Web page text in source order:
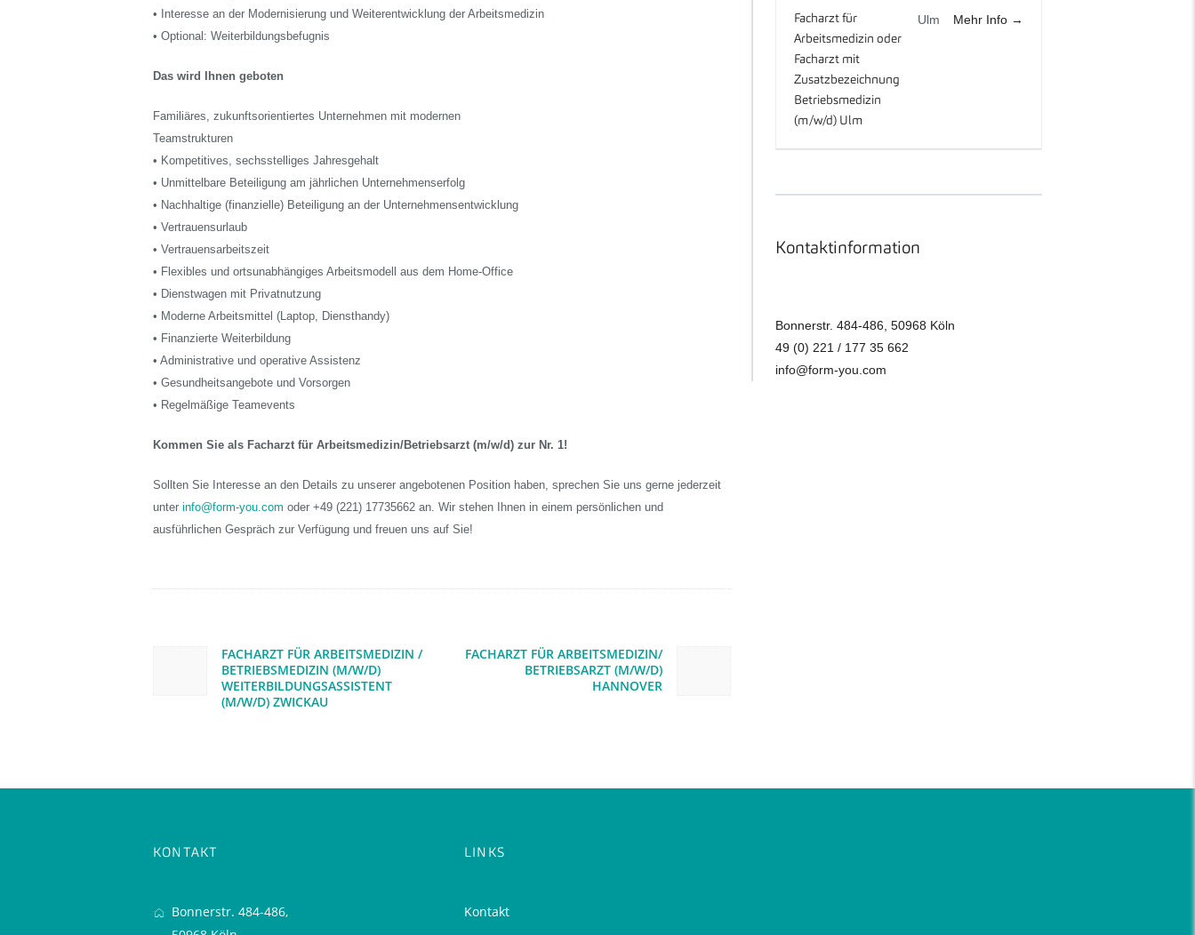
• Interesse an der Modernisierung und Weiterentwicklung der Arbeitsmedizin
• Optional: Weiterbildungsbefugnis
Das wird Ihnen geboten
Familiäres, zukunftsorientiertes Unternehmen mit modernen
Teamstrukturen
• Kompetitives, sechsstelliges Jahresgehalt
• Unmittelbare Beteiligung am jährlichen Unternehmenserfolg
• Nachhaltige (finanzielle) Beteiligung an der Unternehmensentwicklung
• Vertrauensurlaub
• Vertrauensarbeitszeit
• Flexibles und ortsunabhängiges Arbeitsmodell aus dem Home-Office
• Dienstwagen mit Privatnutzung
• Moderne Arbeitsmittel (Laptop, Diensthandy)
• Finanzierte Weiterbildung
• Administrative und operative Assistenz
• Gesundheitsangebote und Vorsorgen
• Regelmäßige Teamevents
Kommen Sie als Facharzt für Arbeitsmedizin/Betriebsarzt (m/w/d) zur Nr. 1!
Sollten Sie Interesse an den Details zu unserer angebotenen Position haben, sprechen Sie uns gerne jederzeit
unter info@form-you.com oder +49 (221) 17735662 an. Wir stehen Ihnen in einem persönlichen und
ausführlichen Gespräch zur Verfügung und freuen uns auf Sie!
Previous post:
FACHARZT FÜR ARBEITSMEDIZIN /
BETRIEBSMEDIZIN (M/W/D)
WEITERBILDUNGSASSISTENT
(M/W/D) ZWICKAU
FACHARZT FÜR ARBEITSMEDIZIN/
BETRIEBSARZT (M/W/D)
HANNOVER
Facharzt für
Arbeitsmedizin oder
Facharzt mit
Zusatzbezeichnung
Betriebsmedizin
(m/w/d) Ulm
Ulm Mehr Info
Kontaktinformation
Bonnerstr. 484-486, 50968 Köln
49 (0) 221 / 177 35 662
info@form-you.com
KONTAKT
Bonnerstr. 484-486,
LINKS
Kontakt